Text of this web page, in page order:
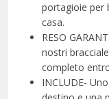
portagioie per
casa.
RESO
nostri
completo
INCLUDE-